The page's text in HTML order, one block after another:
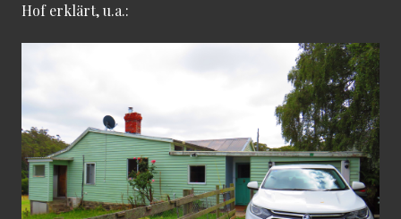
Hof erklärt, u.a.: